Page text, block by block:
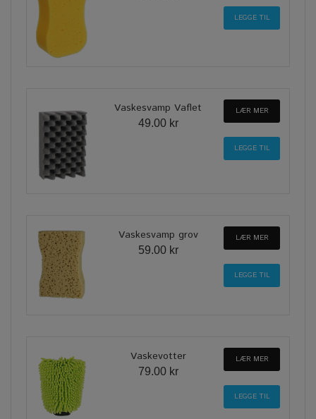
Vaskesvamp Vaflet
49.00 kr
LÆR MER
Vaskesvamp grov
59.00 kr
LÆR MER
Vaskevotter
79.00 kr
LÆR MER